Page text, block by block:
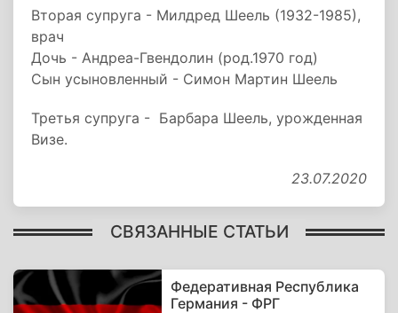
Вторая супруга - Милдред Шеель (1932-1985),
врач
Дочь - Андреа-Гвендолин (род.1970 год)
Сын усыновленный - Симон Мартин Шеель
Третья супруга - Барбара Шеель, урожденная
Визе.
23.07.2020
СВЯЗАННЫЕ СТАТЬИ
Федеративная Республика
Германия - ФРГ